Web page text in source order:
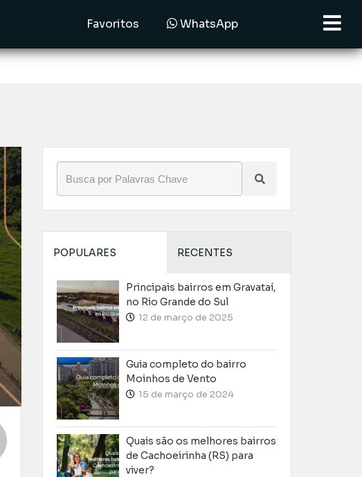
Favoritos WhatsApp
POPULARES RECENTES
Principais bairros em Gravataí,
no Rio Grande do Sul
12 de março de 2025
Guia completo do bairro
Moinhos de Vento
15 de março de 2024
Quais são os melhores bairros
de Cachoeirinha (RS) para
viver?